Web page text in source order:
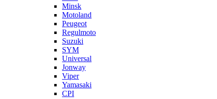
Minsk
Motoland
Peugeot
Regulmoto
Suzuki
SYM
Universal
Jonway
Viper
Yamasaki
CPI